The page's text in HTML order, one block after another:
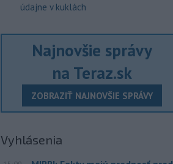
údajne v kuklách
Najnovšie správy
na Teraz.sk
ZOBRAZIŤ NAJNOVŠIE SPRÁVY
Vyhlásenia